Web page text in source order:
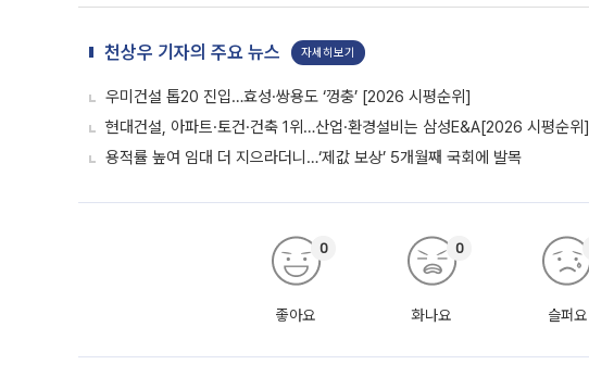
천상우 기자의 주요 뉴스 자세히보기
우미건설 톱20 진입…효성·쌍용도 ‘껑충’ [2026 시평순위]
현대건설, 아파트·토건·건축 1위…산업·환경설비는 삼성E&A[2026 시평순위]
용적률 높여 임대 더 지으라더니…‘제값 보상’ 5개월째 국회에 발목
좋아요
0
화나요
0
슬퍼요